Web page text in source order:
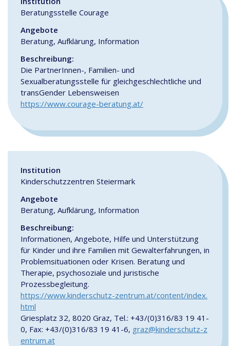
Beratungsstelle Courage
Angebote
Beratung, Aufklärung, Information
Beschreibung:
Die PartnerInnen-, Familien- und
Sexualberatungsstelle für gleichgeschlechtliche und
transGender Lebensweisen
https://www.courage-beratung.at/
Institution
Kinderschutzzentren Steiermark
Angebote
Beratung, Aufklärung, Information
Beschreibung:
Informationen, Angebote, Hilfe und Unterstützung
für Kinder und ihre Familien mit Gewalterfahrungen, in
Problemsituationen oder Krisen. Beratung und
Therapie, psychosoziale und juristische
Prozessbegleitung.
https://www.kinderschutz-zentrum.at/content/index.
html
Griesplatz 32, 8020 Graz, Tel.: +43/(0)316/83 19 41-
0, Fax: +43/(0)316/83 19 41-6, graz@kinderschutz-z
entrum.at